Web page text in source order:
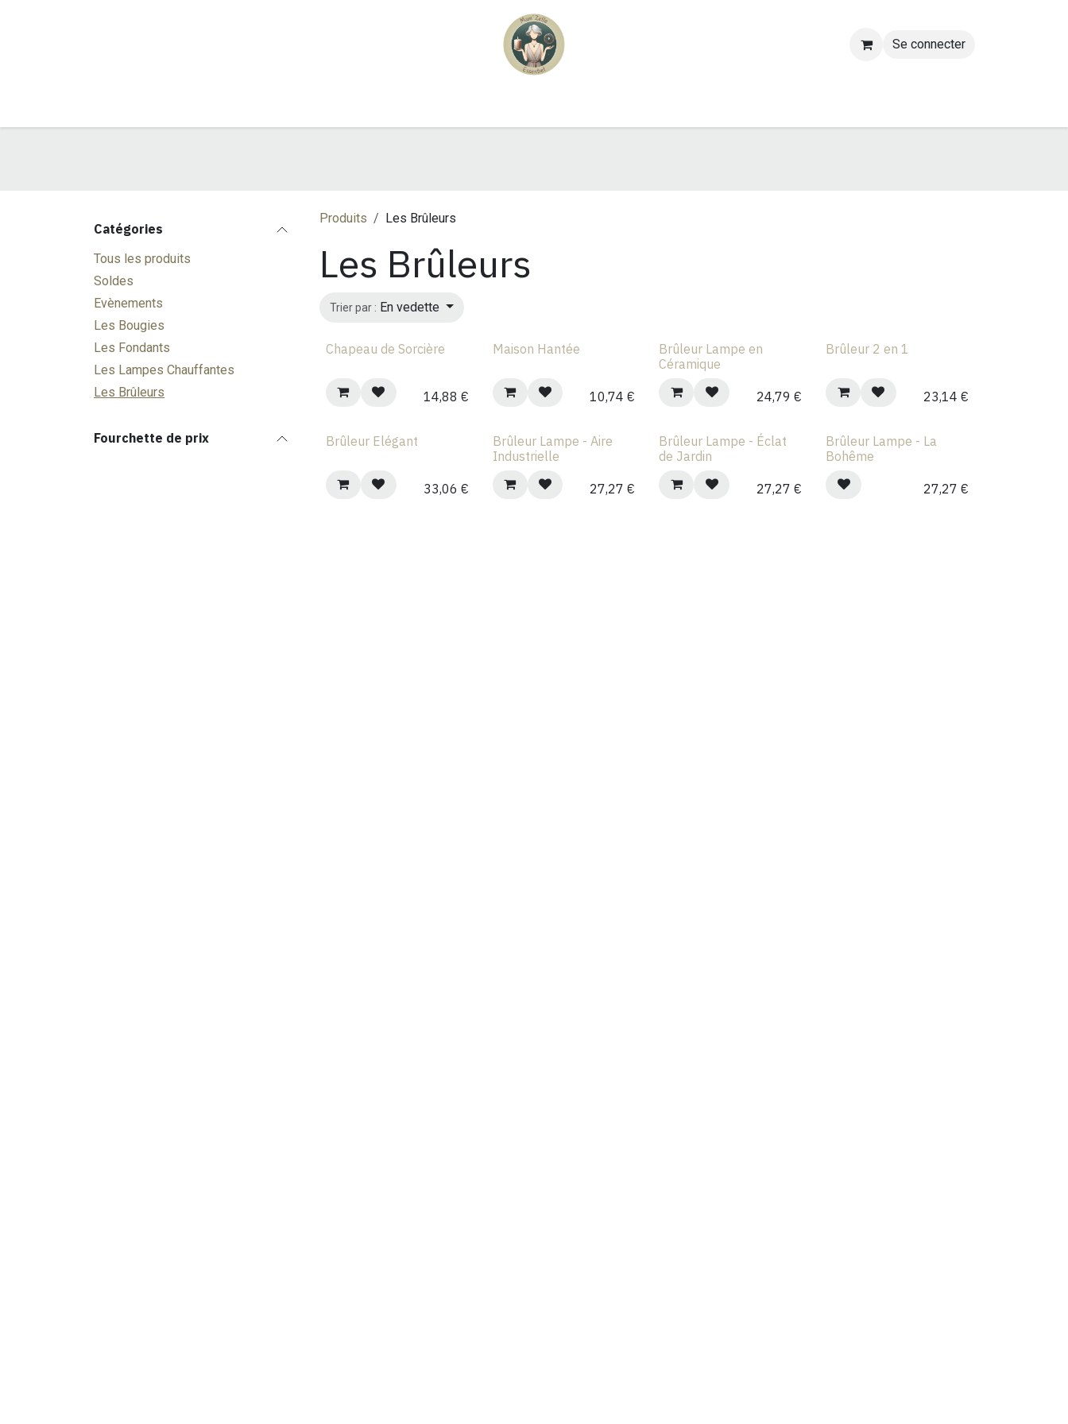
Se connecter
Catégories
Tous les produits
Soldes
Evènements
Les Bougies
Les Fondants
Les Lampes Chauffantes
Les Brûleurs
Fourchette de prix
Produits Les Brûleurs
Les Brûleurs
Trier par : En vedette
Chapeau de Sorcière
14,88 €
Maison Hantée
10,74 €
Brûleur Lampe en
Céramique
24,79 €
Brûleur 2 en 1
23,14 €
Brûleur Elégant
33,06 €
Brûleur Lampe - Aire
Industrielle
27,27 €
Brûleur Lampe - Éclat
de Jardin
27,27 €
Brûleur Lampe - La
Bohême
27,27 €